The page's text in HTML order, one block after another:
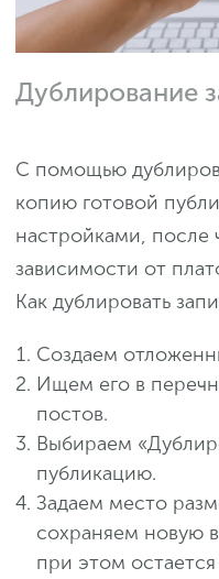
Дублирование
С помощью
копию готовой
настройками, после
зависимости от
Как дублировать
Создаем
Ищем его в
постов.
Выбираем
публикацию.
Задаем место
сохраняем новую
при этом